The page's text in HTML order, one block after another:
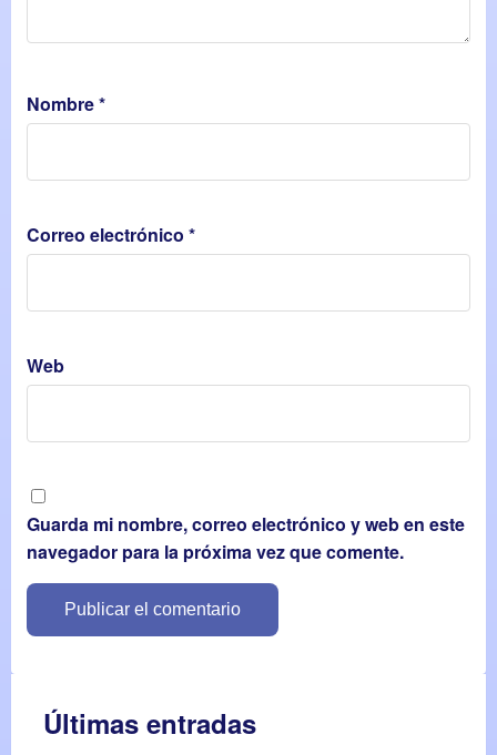
Nombre*
Correo electrónico *
Web
Guarda mi nombre, correo electrónico y web en este
navegador para la próxima vez que comente.
Últimas entradas